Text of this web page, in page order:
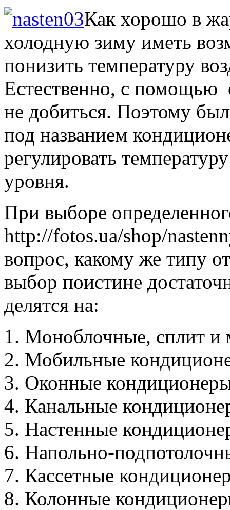
Как хорошо в
холодную зиму иметь
понизить температуру
Естественно, с помощью
не добиться. Поэтому
под названием
регулировать
уровня.
При выборе
http://fotos.ua/shop/
вопрос, какому же типу
выбор поистине
делятся на:
Моноблочные, сплит и
Мобильные
Оконные
Канальные
Настенные
Напольно-
Кассетные
Колонные